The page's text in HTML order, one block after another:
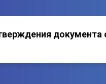
документа